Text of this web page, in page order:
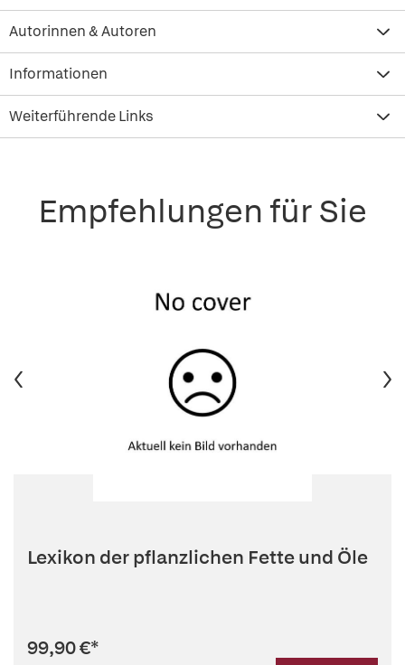
Autorinnen & Autoren
Informationen
Weiterführende Links
Empfehlungen für Sie
Lexikon der pflanzlichen Fette und Öle
99,90 €*